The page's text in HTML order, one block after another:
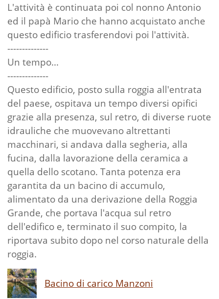
L'attività è continuata poi col nonno Antonio
ed il papà Mario che hanno acquistato anche
questo edificio trasferendovi poi l'attività.
--------------
Un tempo...
--------------
Questo edificio, posto sulla roggia all'entrata
del paese, ospitava un tempo diversi opifici
grazie alla presenza, sul retro, di diverse ruote
idrauliche che muovevano altrettanti
macchinari, si andava dalla segheria, alla
fucina, dalla lavorazione della ceramica a
quella dello scotano. Tanta potenza era
garantita da un bacino di accumulo,
alimentato da una derivazione della Roggia
Grande, che portava l'acqua sul retro
dell'edifico e, terminato il suo compito, la
riportava subito dopo nel corso naturale della
roggia.
Bacino di carico Manzoni